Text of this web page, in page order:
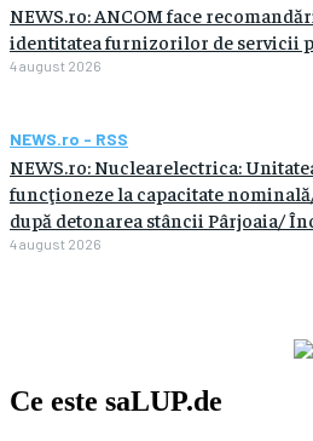
NEWS.ro: ANCOM face
identitatea furnizorilor de servicii
4 august 2026
NEWS.ro - RSS
NEWS.ro: Nuclearelectrica:
funcţioneze la capacitate
după detonarea stâncii Pârjoaia/
4 august 2026
Ce este saLUP.de